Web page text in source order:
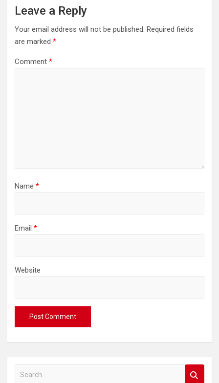
Leave a Reply
Your email address will not be published. Required fields
are marked *
Comment *
Name *
Email *
Website